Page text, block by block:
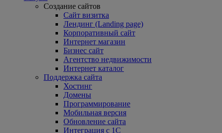
Создание сайтов
Сайт визитка
Лендинг (Landing page)
Корпоративный сайт
Интернет магазин
Бизнес сайт
Агентство недвижимости
Интернет каталог
Поддержка сайта
Хостинг
Домены
Программирование
Мобильная версия
Обновление сайта
Интеграция с 1С